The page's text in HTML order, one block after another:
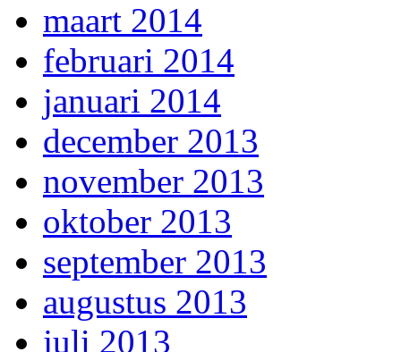
maart 2014
februari 2014
januari 2014
december 2013
november 2013
oktober 2013
september 2013
augustus 2013
juli 2013